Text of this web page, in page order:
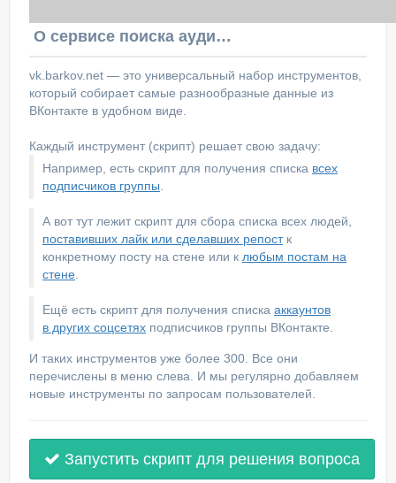
О сервисе поиска аудитории ВКонтакте
vk.barkov.net — это универсальный набор инструментов,
который собирает самые разнообразные данные из
ВКонтакте в удобном виде.
Каждый инструмент (скрипт) решает свою задачу:
Например, есть скрипт для получения списка всех
подписчиков группы
А вот тут лежит скрипт для сбора списка всех людей,
поставивших лайк или сделавших репостк
конкретному посту на стене или к любым постам на
стене
Ещё есть скрипт для получения списка аккаунтов
в других соцсетях подписчиков группы ВКонтакте.
И таких инструментов уже более 300. Все они
перечислены в меню слева. И мы регулярно добавляем
новые инструменты по запросам пользователей.
Запустить скрипт для решения вопроса